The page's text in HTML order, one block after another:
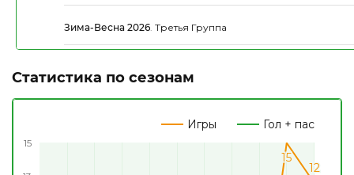
Зима-Весна 2026. Третья Группа
Статистика по сезонам
Игры Гол + пас
15
15
15
12
12